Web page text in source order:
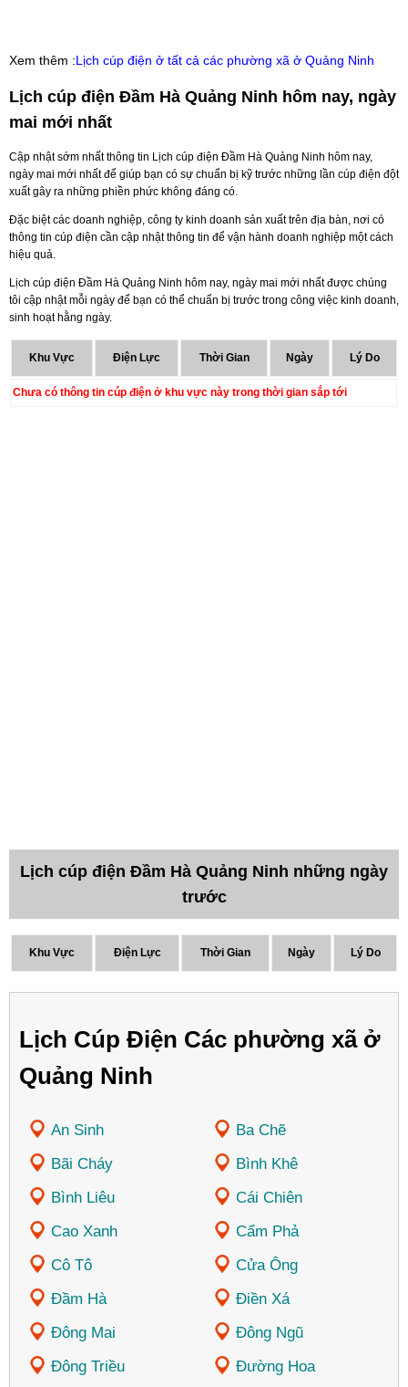
Xem thêm :Lịch cúp điện ở tất cả các phường xã ở Quảng Ninh
Lịch cúp điện Đầm Hà Quảng Ninh hôm nay, ngày
mai mới nhất
Cập nhật sớm nhất thông tin Lịch cúp điện Đầm Hà Quảng Ninh hôm nay,
ngày mai mới nhất để giúp bạn có sự chuẩn bị kỹ trước những lần cúp điện đột
xuất gây ra những phiền phức không đáng có.
Đặc biệt các doanh nghiệp, công ty kinh doanh sản xuất trên địa bàn, nơi có
thông tin cúp điện cần cập nhật thông tin để vận hành doanh nghiệp một cách
hiệu quả.
Lịch cúp điện Đầm Hà Quảng Ninh hôm nay, ngày mai mới nhất được chúng
tôi cập nhật mỗi ngày để bạn có thể chuẩn bị trước trong công việc kinh doanh,
sinh hoạt hằng ngày.
Khu Vực Điện Lực Thời Gian Ngày Lý Do
Chưa có thông tin cúp điện ở khu vực này trong thời gian sắp tới
Lịch cúp điện Đầm Hà Quảng Ninh những ngày
trước
Khu Vực Điện Lực Thời Gian Ngày Lý Do
Lịch Cúp Điện Các phường xã ở
Quảng Ninh
An Sinh
Ba Chẽ
Bãi Cháy
Bình Khê
Bình Liêu
Cái Chiên
Cao Xanh
Cẩm Phả
Cô Tô
Cửa Ông
Đầm Hà
Điền Xá
Đông Mai
Đông Ngũ
Đông Triều
Đường Hoa